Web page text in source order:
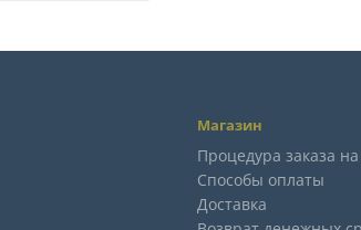
Магазин
Процедура заказа
Способы оплаты
Доставка